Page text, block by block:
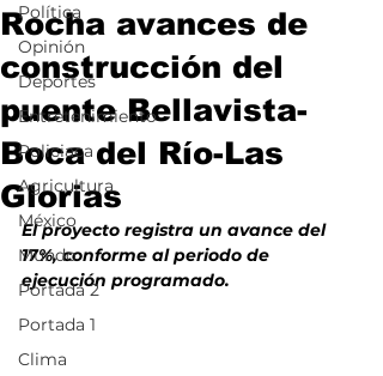
Política
Opinión
Deportes
Entretenimiento
Policiaca
Agricultura
México
Mundo
Portada 2
Portada 1
Clima
Rocha avances de
construcción del
puente Bellavista-
Boca del Río-Las
Glorias
El proyecto registra un avance del
17%, conforme al periodo de
ejecución programado.